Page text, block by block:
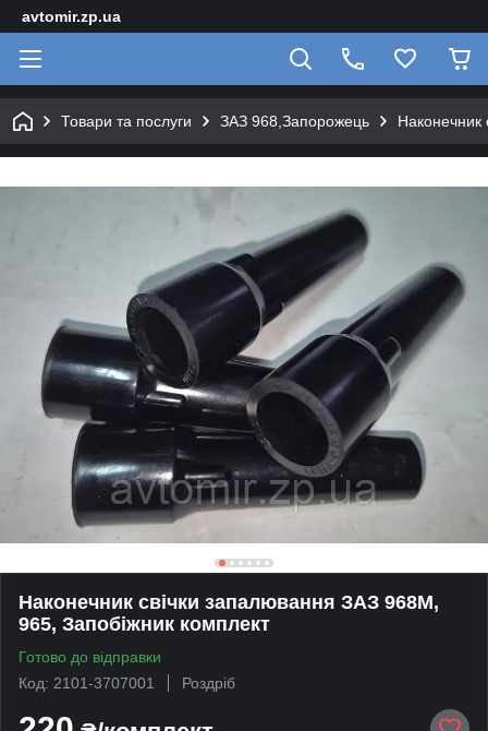
avtomir.zp.ua
Товари та послуги ЗАЗ 968,Запорожець Наконечник
Наконечник свічки запалювання ЗАЗ 968М,
965, Запобіжник комплект
Готово до відправки
Код: 2101-3707001
Роздріб